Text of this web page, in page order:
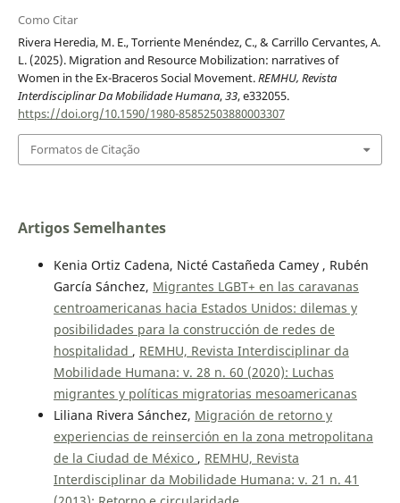
Como Citar
Rivera Heredia, M. E., Torriente Menéndez, C., & Carrillo Cervantes, A.
L. (2025). Migration and Resource Mobilization: narratives of
Women in the Ex-Braceros Social Movement.REMHU, Revista
Interdisciplinar Da Mobilidade Humana,33, e332055.
https://doi.org/10.1590/1980-85852503880003307
Formatos de Citação
Artigos Semelhantes
Kenia Ortiz Cadena, Nicté Castañeda Camey , Rubén
García Sánchez, Migrantes LGBT+ en las caravanas
centroamericanas hacia Estados Unidos: dilemas y
posibilidades para la construcción de redes de
hospitalidad , REMHU, Revista Interdisciplinar da
Mobilidade Humana: v. 28 n. 60 (2020): Luchas
migrantes y políticas migratorias mesoamericanas
Liliana Rivera Sánchez, Migración de retorno y
experiencias de reinserción en la zona metropolitana
de la Ciudad de México , REMHU, Revista
Interdisciplinar da Mobilidade Humana: v. 21 n. 41